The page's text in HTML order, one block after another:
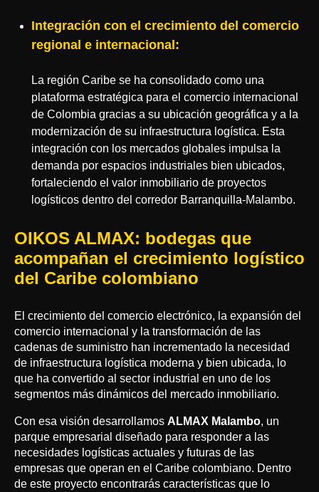
Integración con el crecimiento del comercio
regional e internacional:
La región Caribe se ha consolidado como una
plataforma estratégica para el comercio internacional
de Colombia gracias a su ubicación geográfica y a la
modernización de su infraestructura logística. Esta
integración con los mercados globales impulsa la
demanda por espacios industriales bien ubicados,
fortaleciendo el valor inmobiliario de proyectos
logísticos dentro del corredor Barranquilla-Malambo.
OIKOS ALMAX: bodegas que
acompañan el crecimiento logístico
del Caribe colombiano
El crecimiento del comercio electrónico, la expansión del
comercio internacional y la transformación de las
cadenas de suministro han incrementado la necesidad
de infraestructura logística moderna y bien ubicada, lo
que ha convertido al sector industrial en uno de los
segmentos más dinámicos del mercado inmobiliario.
Con esa visión desarrollamos ALMAX Malambo, un
parque empresarial diseñado para responder a las
necesidades logísticas actuales y futuras de las
empresas que operan en el Caribe colombiano. Dentro
de este proyecto encontrarás características que lo